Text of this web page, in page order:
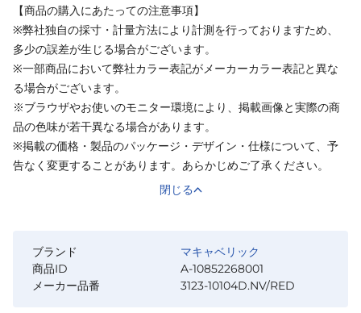
【商品の購入にあたっての注意事項】
※弊社独自の採寸・計量方法により計測を行っておりますため、
多少の誤差が生じる場合がございます。
※一部商品において弊社カラー表記がメーカーカラー表記と異な
る場合がございます。
※ブラウザやお使いのモニター環境により、掲載画像と実際の商
品の色味が若干異なる場合があります。
※掲載の価格・製品のパッケージ・デザイン・仕様について、予
告なく変更することがあります。あらかじめご了承ください。
閉じる
ブランド
マキャベリック
商品ID
A-10852268001
メーカー品番
3123-10104D.NV/RED